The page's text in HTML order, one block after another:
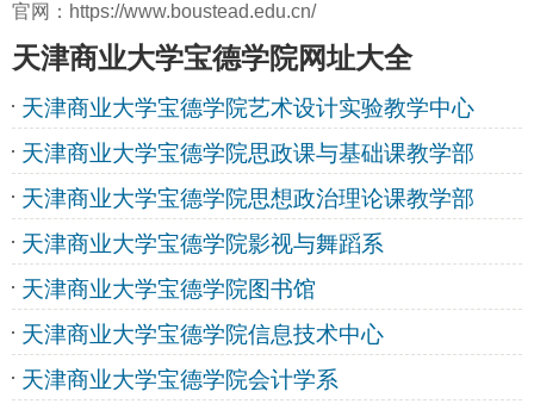
官网：https://www.boustead.edu.cn/
天津商业大学宝德学院网址大全
天津商业大学宝德学院艺术设计实验教学中心
天津商业大学宝德学院思政课与基础课教学部
天津商业大学宝德学院思想政治理论课教学部
天津商业大学宝德学院影视与舞蹈系
天津商业大学宝德学院图书馆
天津商业大学宝德学院信息技术中心
天津商业大学宝德学院会计学系